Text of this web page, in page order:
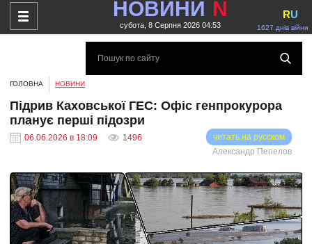
НОВИНИ N
субота, 8 Серпня 2026 04:53 1627 днів війни
RU
ГОЛОВНА НОВИНИ
Підрив Каховської ГЕС: Офіс генпрокурора
планує перші підозри
06.06.2026 в 18:09 1496
читать на русском
Александр Пепелов